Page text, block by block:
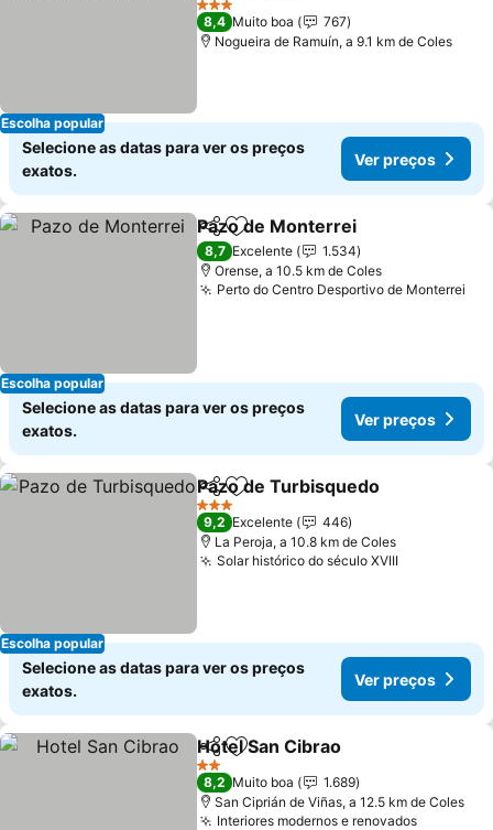
Escolha popular
3 Estrelas
8,4 Muito boa
767
Nogueira de Ramuín, a 9.1 km de Coles
Selecione as datas para ver os preços
exatos.
Ver preços
Escolha popular
PartilharAdicionar aos favoritos
Pazo de Monterrei
8,7 Excelente
1.534
Orense, a 10.5 km de Coles
Perto do Centro Desportivo de Monterrei
Selecione as datas para ver os preços
exatos.
Ver preços
Escolha popular
PartilharAdicionar aos favoritos
Pazo de Turbisquedo
3 Estrelas
9,2 Excelente
446
La Peroja, a 10.8 km de Coles
Solar histórico do século XVIII
Selecione as datas para ver os preços
exatos.
Ver preços
PartilharAdicionar aos favoritos
Hotel San Cibrao
2 Estrelas
8,2 Muito boa
1.689
San Ciprián de Viñas, a 12.5 km de Coles
Interiores modernos e renovados